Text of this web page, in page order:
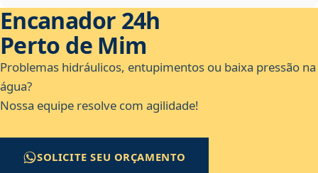
Encanador 24h
Perto de Mim
Problemas hidráulicos, entupimentos ou baixa pressão na
água?
Nossa equipe resolve com agilidade!
SOLICITE SEU ORÇAMENTO